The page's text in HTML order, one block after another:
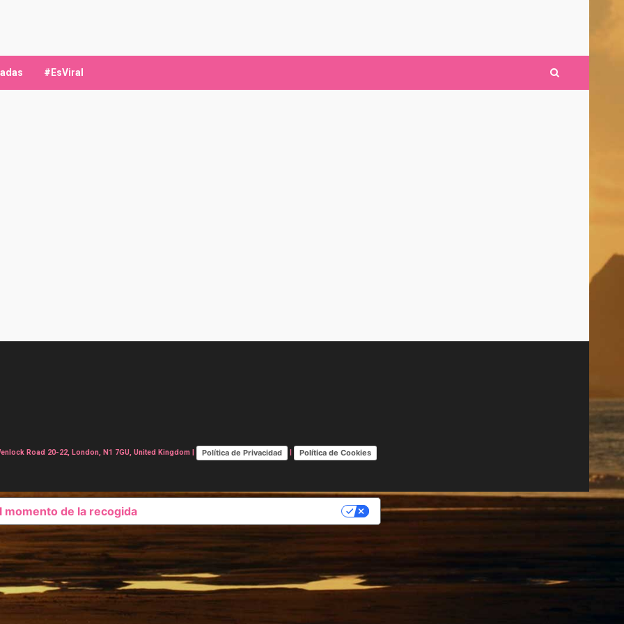
#EsViral
Road 20-22, London, N1 7GU, United Kingdom | Política de Privacidad | Política de Cookies
momento de la recogida